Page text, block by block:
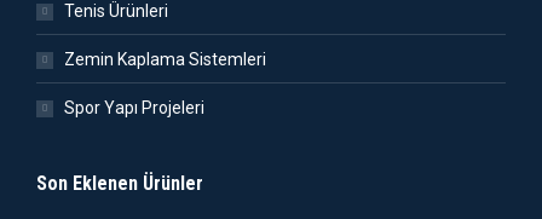
Tenis Ürünleri
Zemin Kaplama Sistemleri
Spor Yapı Projeleri
Son Eklenen Ürünler